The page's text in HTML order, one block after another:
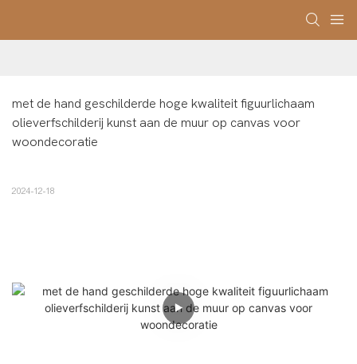
met de hand geschilderde hoge kwaliteit figuurlichaam
olieverfschilderij kunst aan de muur op canvas voor
woondecoratie
2024-12-18